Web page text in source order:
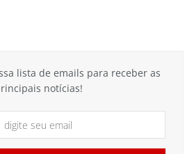
lista de emails para receber as
notícias!